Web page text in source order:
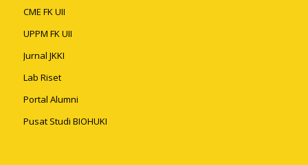
CME FK UII
UPPM FK UII
Jurnal JKKI
Lab Riset
Portal Alumni
Pusat Studi BIOHUKI